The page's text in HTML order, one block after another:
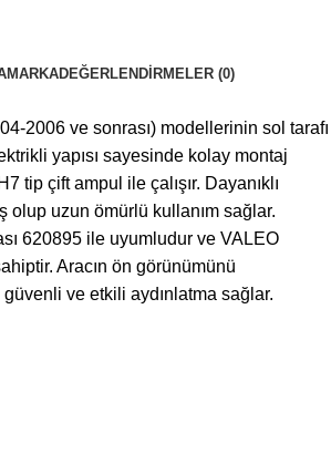
MARKADEĞERLENDIRMELER (0)
2006 ve sonrası) modellerinin sol tarafı
yapısı sayesinde kolay montaj
tip çift ampul ile çalışır. Dayanıklı
olup uzun ömürlü kullanım sağlar.
620895 ile uyumludur ve VALEO
Aracın ön görünümünü
ve etkili aydınlatma sağlar.